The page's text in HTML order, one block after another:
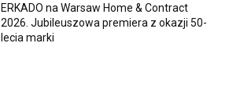
ERKADO na Warsaw Home & Contract
2026. Jubileuszowa premiera z okazji 50-
lecia marki